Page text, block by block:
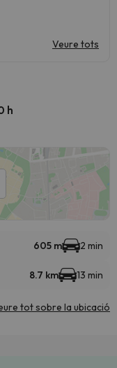
Veure tots
h
605 m 2 min
8.7 km 13 min
tot sobre la ubicació